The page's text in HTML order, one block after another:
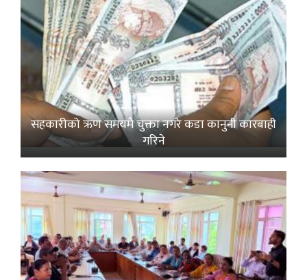
सहकारीको ऋण समयमै चुक्ता नगरे कडा कानुनी कारबाही
गरिने